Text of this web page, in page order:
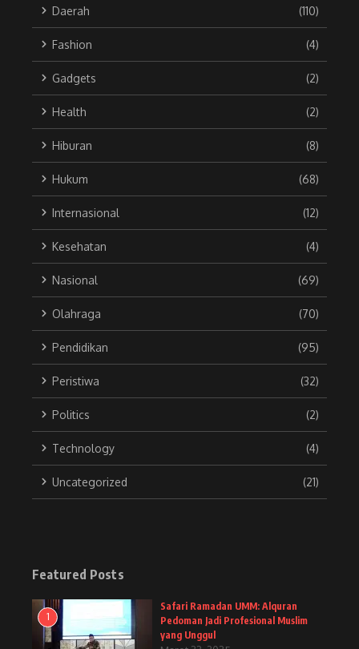
Daerah (110)
Fashion (4)
Gadgets (2)
Health (2)
Hiburan (8)
Hukum (68)
Internasional (12)
Kesehatan (4)
Nasional (69)
Olahraga (70)
Pendidikan (95)
Peristiwa (32)
Politics (2)
Technology (4)
Uncategorized (21)
Featured Posts
1
Safari Ramadan UMM: Alquran
Pedoman Jadi Profesional Muslim
yang Unggul